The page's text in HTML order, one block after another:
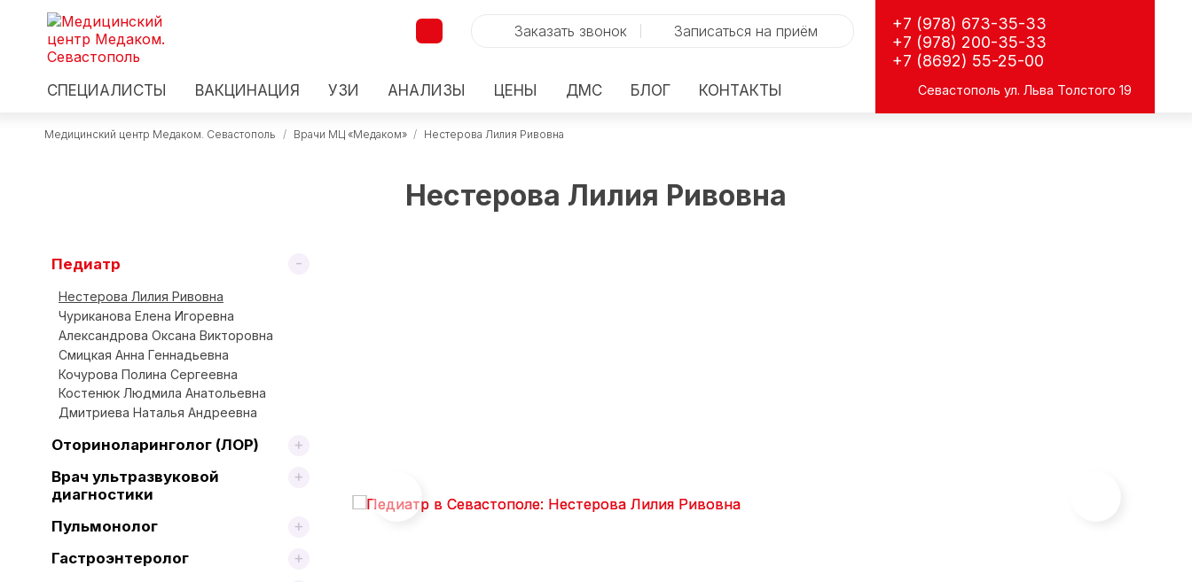
Заказать звонок Записаться на приём
СПЕЦИАЛИСТЫ ВАКЦИНАЦИЯ УЗИ АНАЛИЗЫ ЦЕНЫ ДМС БЛОГ КОНТАКТЫ
+7 (978) 673-35-33
+7 (978) 200-35-33
+7 (8692) 55-25-00
Севастополь ул. Льва Толстого 19
Медицинский центр Медаком. Севастополь / Врачи МЦ «Медаком» / Нестерова Лилия Ривовна
Нестерова Лилия Ривовна
Педиатр
Нестерова Лилия Ривовна
Чуриканова Елена Игоревна
Александрова Оксана Викторовна
Смицкая Анна Геннадьевна
Кочурова Полина Сергеевна
Костенюк Людмила Анатольевна
Дмитриева Наталья Андреевна
Оториноларинголог (ЛОР)
Врач ультразвуковой
диагностики
Пульмонолог
Гастроэнтеролог